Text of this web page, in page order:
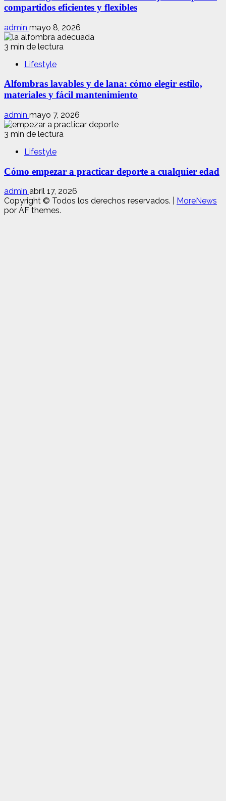
compartidos eficientes y flexibles
admin mayo 8, 2026
3 min de lectura
Lifestyle
Alfombras lavables y de lana: cómo elegir estilo,
materiales y fácil mantenimiento
admin mayo 7, 2026
3 min de lectura
Lifestyle
Cómo empezar a practicar deporte a cualquier edad
admin abril 17, 2026
Copyright © Todos los derechos reservados.
MoreNews
por AF themes.